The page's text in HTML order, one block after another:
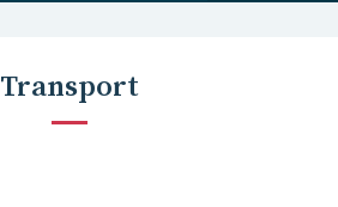
Transport